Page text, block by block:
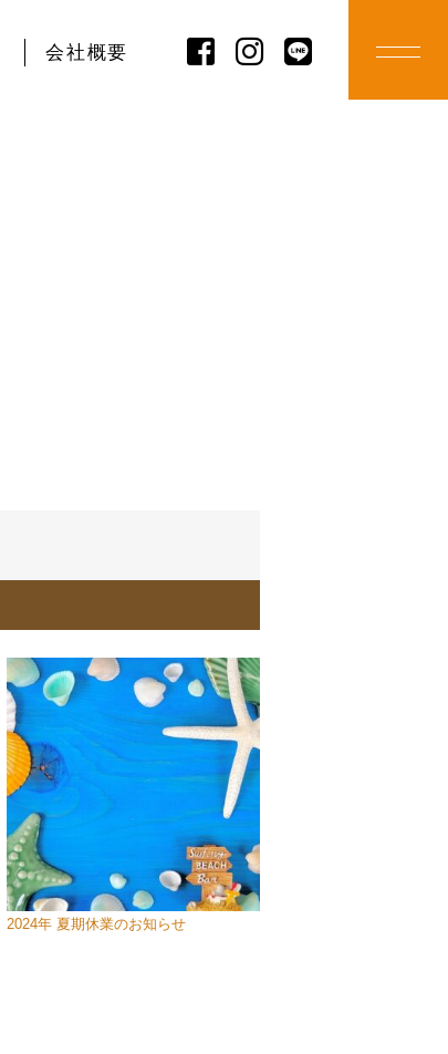
会社概要
2024年 夏期休業のお知らせ